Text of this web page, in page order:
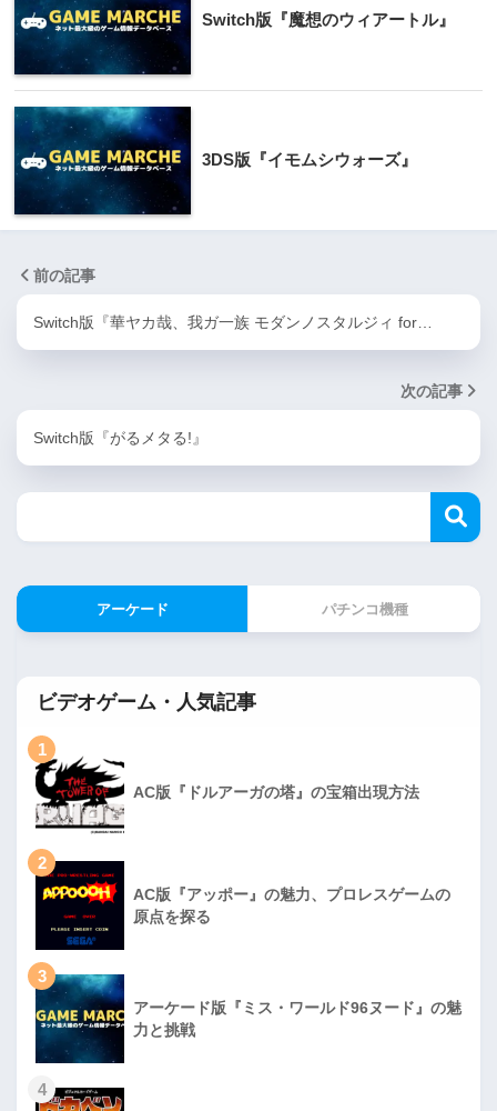
Switch版『魔想のウィアートル』
3DS版『イモムシウォーズ』
前の記事
Switch版『華ヤカ哉、我ガ一族 モダンノスタルジィ for…
次の記事
Switch版『がるメタる!』
アーケード パチンコ機種
ビデオゲーム・人気記事
1
AC版『ドルアーガの塔』の宝箱出現方法
2
AC版『アッポー』の魅力、プロレスゲームの
原点を探る
3
アーケード版『ミス・ワールド96ヌード』の魅
力と挑戦
4